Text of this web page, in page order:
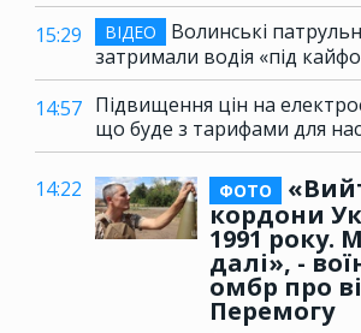
15:29
ВІДЕО
Волинські
затримали водія «під
14:57 Підвищення цін на
що буде з тарифами для
14:22 ФОТО
кордони
1991 року.
далі», -
омбр про
Перемогу